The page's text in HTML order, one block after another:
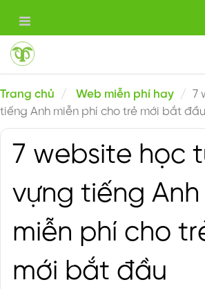
Trang chủ Web miễn phí hay
7
tiếng Anh miễn phí cho trẻ mới bắt đầu
7 website học
vựng tiếng Anh
miễn phí cho
mới bắt đầu